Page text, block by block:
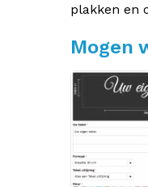
plakken en
Mogen